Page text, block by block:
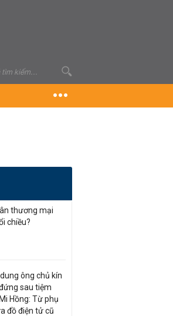
thương mại
chiều?
ông chủ kín
sau tiệm
Hồng: Từ phụ
đồ điện tử cũ